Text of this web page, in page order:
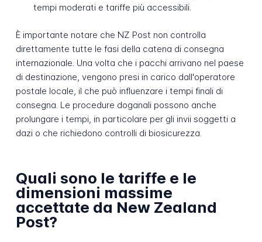
tempi moderati e tariffe più accessibili.
È importante notare che NZ Post non controlla
direttamente tutte le fasi della catena di consegna
internazionale. Una volta che i pacchi arrivano nel paese
di destinazione, vengono presi in carico dall'operatore
postale locale, il che può influenzare i tempi finali di
consegna. Le procedure doganali possono anche
prolungare i tempi, in particolare per gli invii soggetti a
dazi o che richiedono controlli di biosicurezza.
Quali sono le tariffe e le
dimensioni massime
accettate da New Zealand
Post?